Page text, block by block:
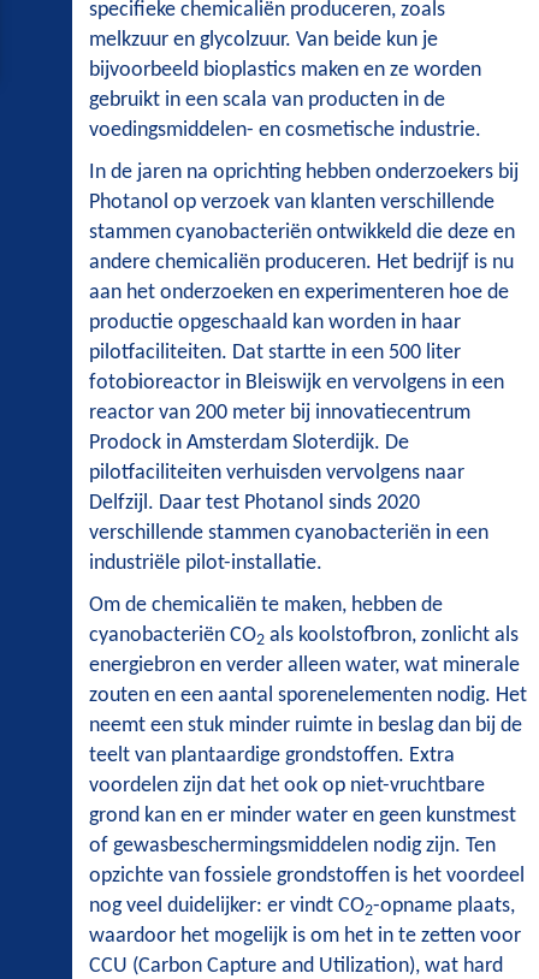
specifieke chemicaliën produceren, zoals
melkzuur en glycolzuur. Van beide kun je
bijvoorbeeld bioplastics maken en ze worden
gebruikt in een scala van producten in de
voedingsmiddelen- en cosmetische industrie.
In de jaren na oprichting hebben onderzoekers bij
Photanol op verzoek van klanten verschillende
stammen cyanobacteriën ontwikkeld die deze en
andere chemicaliën produceren. Het bedrijf is nu
aan het onderzoeken en experimenteren hoe de
productie opgeschaald kan worden in haar
pilotfaciliteiten. Dat startte in een 500 liter
fotobioreactor in Bleiswijk en vervolgens in een
reactor van 200 meter bij innovatiecentrum
Prodock in Amsterdam Sloterdijk. De
pilotfaciliteiten verhuisden vervolgens naar
Delfzijl. Daar test Photanol sinds 2020
verschillende stammen cyanobacteriën in een
industriële pilot-installatie.
Om de chemicaliën te maken, hebben de
cyanobacteriën CO2 als koolstofbron, zonlicht als
energiebron en verder alleen water, wat minerale
zouten en een aantal sporenelementen nodig. Het
neemt een stuk minder ruimte in beslag dan bij de
teelt van plantaardige grondstoffen. Extra
voordelen zijn dat het ook op niet-vruchtbare
grond kan en er minder water en geen kunstmest
of gewasbeschermingsmiddelen nodig zijn. Ten
opzichte van fossiele grondstoffen is het voordeel
nog veel duidelijker: er vindt CO2-opname plaats,
waardoor het mogelijk is om het in te zetten voor
CCU (Carbon Capture and Utilization), wat hard